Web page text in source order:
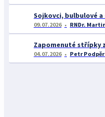
Sojkovci, bulbulové a
09.07.2026 RNDr.
Zapomenuté střípky
04.07.2026 Petr